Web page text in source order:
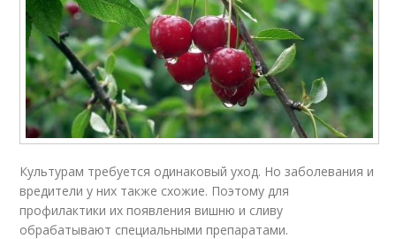
Культурам требуется одинаковый уход. Но заболевания и
вредители у них также схожие. Поэтому для
профилактики их появления вишню и сливу
обрабатывают специальными препаратами.